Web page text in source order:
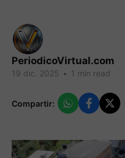
PeriodicoVirtual.com
19 dic. 2025 • 1 min read
Compartir: